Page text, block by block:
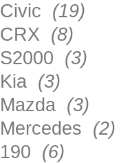
Civic (19)
CRX (8)
S2000 (3)
Kia (3)
Mazda (3)
Mercedes (2)
190 (6)